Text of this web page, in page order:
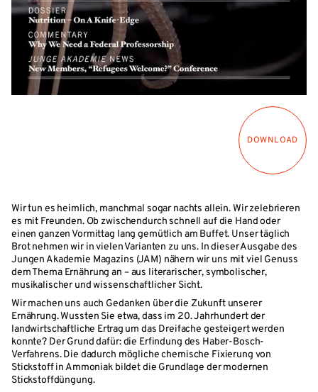
DOWNLOAD
Wir tun es heimlich, manchmal sogar nachts allein. Wir zelebrieren
es mit Freunden. Ob zwischendurch schnell auf die Hand oder
einen ganzen Vormittag lang gemütlich am Buffet. Unser täglich
Brot nehmen wir in vielen Varianten zu uns. In dieser Ausgabe des
Jungen Akademie Magazins (JAM) nähern wir uns mit viel Genuss
dem Thema Ernährung an – aus literarischer, symbolischer,
musikalischer und wissenschaftlicher Sicht.
Wir machen uns auch Gedanken über die Zukunft unserer
Ernährung. Wussten Sie etwa, dass im 20. Jahrhundert der
landwirtschaftliche Ertrag um das Dreifache gesteigert werden
konnte? Der Grund dafür: die Erfindung des Haber-Bosch-
Verfahrens. Die dadurch mögliche chemische Fixierung von
Stickstoff in Ammoniak bildet die Grundlage der modernen
Stickstoffdüngung.